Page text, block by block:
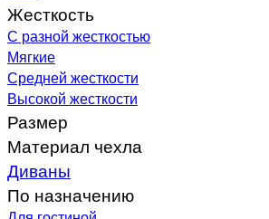
Жесткость
С разной жесткостью
Мягкие
Средней жесткости
Высокой жесткости
Размер
Материал чехла
Диваны
По назначению